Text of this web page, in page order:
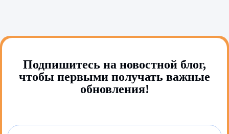
Подпишитесь на новостной блог,
чтобы первыми получать важные
обновления!